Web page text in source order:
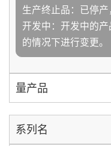
生产终止品：已停产
开发中：开发中的
的情况下进行变更。
量产品
系列名